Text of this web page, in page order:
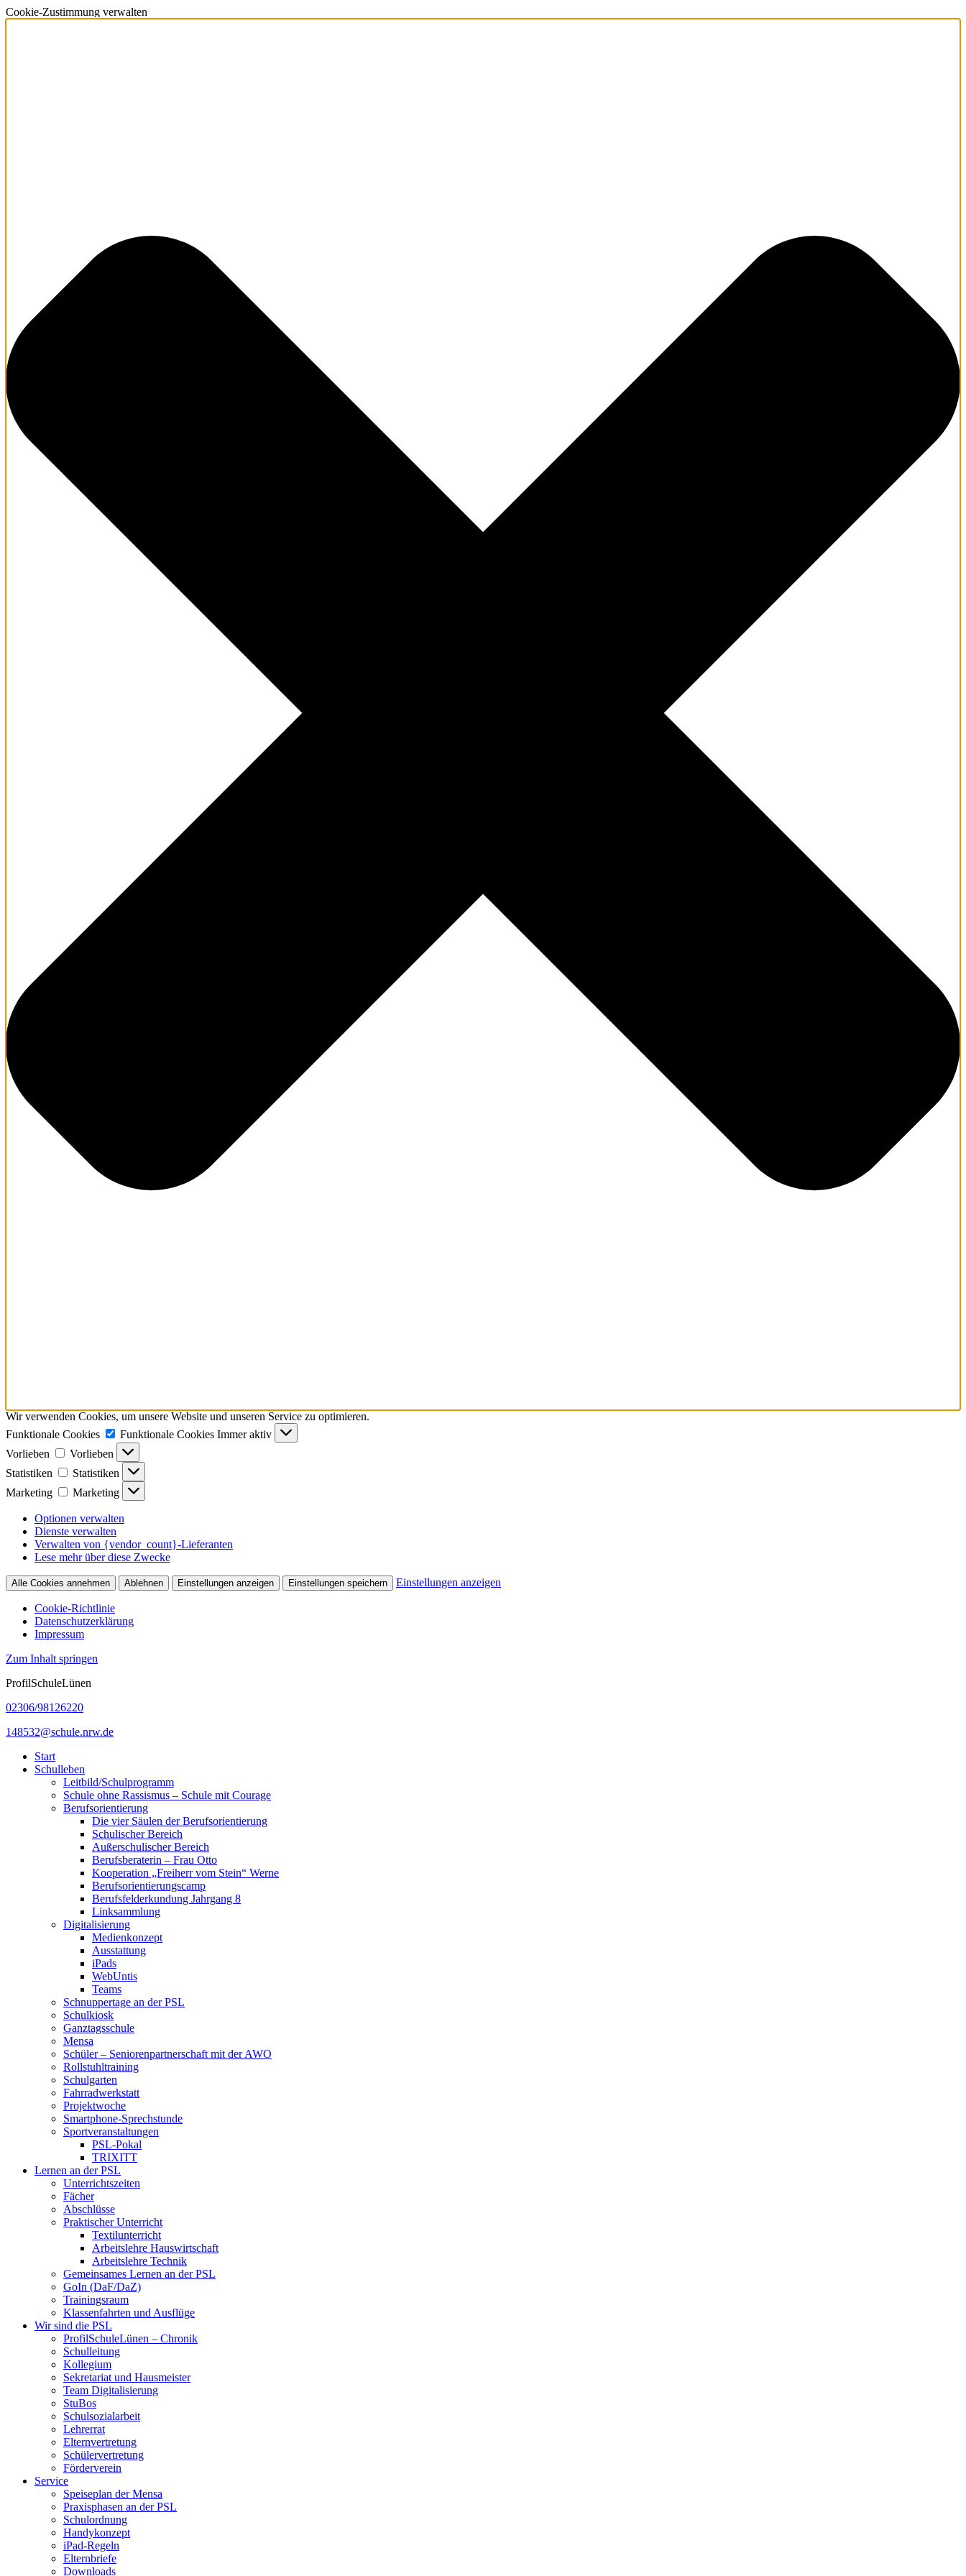
Cookie-Zustimmung verwalten
Wir verwenden Cookies, um unsere Website und unseren Service zu optimieren.
Funktionale Cookies
Funktionale Cookies Immer aktiv
Vorlieben
Vorlieben
Statistiken
Statistiken
Marketing
Marketing
Optionen verwalten
Dienste verwalten
Verwalten von {vendor_count}-Lieferanten
Lese mehr über diese Zwecke
Alle Cookies annehmen Ablehnen Einstellungen anzeigen Einstellungen speichern Einstellungen anzeigen
Cookie-Richtlinie
Datenschutzerklärung
Impressum
Zum Inhalt springen
ProfilSchuleLünen
02306/98126220
148532@schule.nrw.de
Start
Schulleben
Leitbild/Schulprogramm
Schule ohne Rassismus – Schule mit Courage
Berufsorientierung
Die vier Säulen der Berufsorientierung
Schulischer Bereich
Außerschulischer Bereich
Berufsberaterin – Frau Otto
Kooperation „Freiherr vom Stein“ Werne
Berufsorientierungscamp
Berufsfelderkundung Jahrgang 8
Linksammlung
Digitalisierung
Medienkonzept
Ausstattung
iPads
WebUntis
Teams
Schnuppertage an der PSL
Schulkiosk
Ganztagsschule
Mensa
Schüler – Seniorenpartnerschaft mit der AWO
Rollstuhltraining
Schulgarten
Fahrradwerkstatt
Projektwoche
Smartphone-Sprechstunde
Sportveranstaltungen
PSL-Pokal
TRIXITT
Lernen an der PSL
Unterrichtszeiten
Fächer
Abschlüsse
Praktischer Unterricht
Textilunterricht
Arbeitslehre Hauswirtschaft
Arbeitslehre Technik
Gemeinsames Lernen an der PSL​
GoIn (DaF/DaZ)
Trainingsraum
Klassenfahrten und Ausflüge
Wir sind die PSL
ProfilSchuleLünen – Chronik
Schulleitung
Kollegium
Sekretariat und Hausmeister
Team Digitalisierung
StuBos
Schulsozialarbeit
Lehrerrat
Elternvertretung
Schülervertretung
Förderverein
Service
Speiseplan der Mensa
Praxisphasen an der PSL
Schulordnung
Handykonzept
iPad-Regeln
Elternbriefe
Downloads